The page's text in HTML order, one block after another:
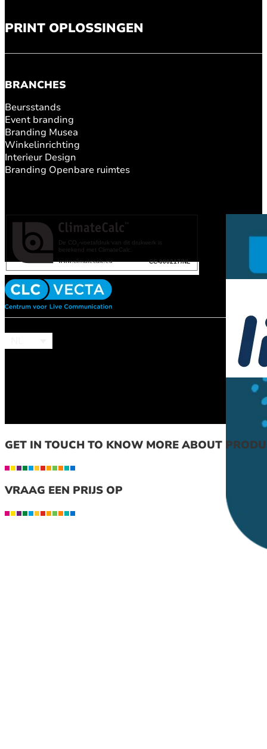
PRINT OPLOSSINGEN
BRANCHES
Beursstands
Event branding
Branding Musea
Winkelinrichting
Interieur Design
Branding Openbare ruimtes
GET IN TOUCH TO KNOW MORE ABOUT
VRAAG EEN PRIJS OP